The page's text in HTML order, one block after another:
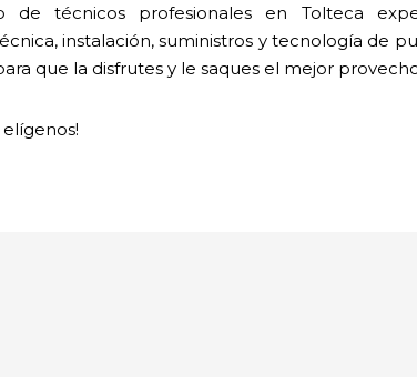
de técnicos profesionales en Tolteca
instalación, suministros y tecnología de
que la disfrutes y le saques el mejor